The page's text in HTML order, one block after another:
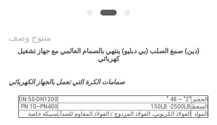
منتوج وصف
(دين) صمغ الصلب (بي دبليو) ينتهي بالصمام العالمي مع جهاز تشغيل
كهربائي
صمامات الكرة التي تعمل بالجهاز الكهربائي
الحجم: "2" ~ 48 "
DN 50-DN1200
الضغط150LB -2500LB
PN 10~PN400
المواد
الفولاذ الكربوني، الفولاذ المزدوج / الفولاذ المقاوم للصدأ، سبيكة خاصة